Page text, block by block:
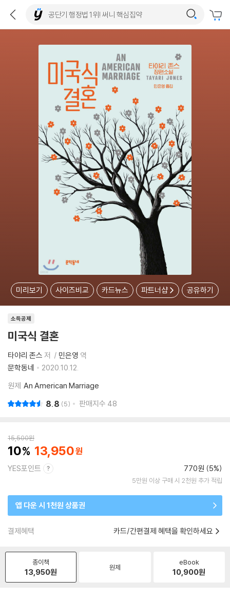
미리보기 사이즈비교 카드뉴스 파트너샵 공유하기
소득공제
미국식 결혼
타야리 존스 저 민은영 역
문학동네
2020.10.12.
원제 An American Marriage
8.8 5 판매지수 48
15,500원
10 13,950
YES포인트 770원 (5%)
5만원 이상 구매 시 2천원 추가 적립
앱 다운 시 1천원 상품권
결제혜택 카드/간편결제 혜택을 확인하세요
종이책
13,950원 원제
eBook
10,900원